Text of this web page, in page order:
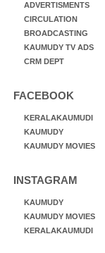
ADVERTISMENTS
CIRCULATION
BROADCASTING
KAUMUDY TV ADS
CRM DEPT
FACEBOOK
KERALAKAUMUDI
KAUMUDY
KAUMUDY MOVIES
INSTAGRAM
KAUMUDY
KAUMUDY MOVIES
KERALAKAUMUDI